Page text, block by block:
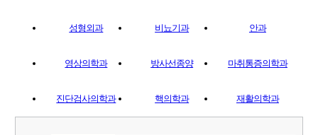
성형외과 비뇨기과 안과
영상의학과 방사선종양 마취통증의학과
진단검사의학과 핵의학과 재활의학과